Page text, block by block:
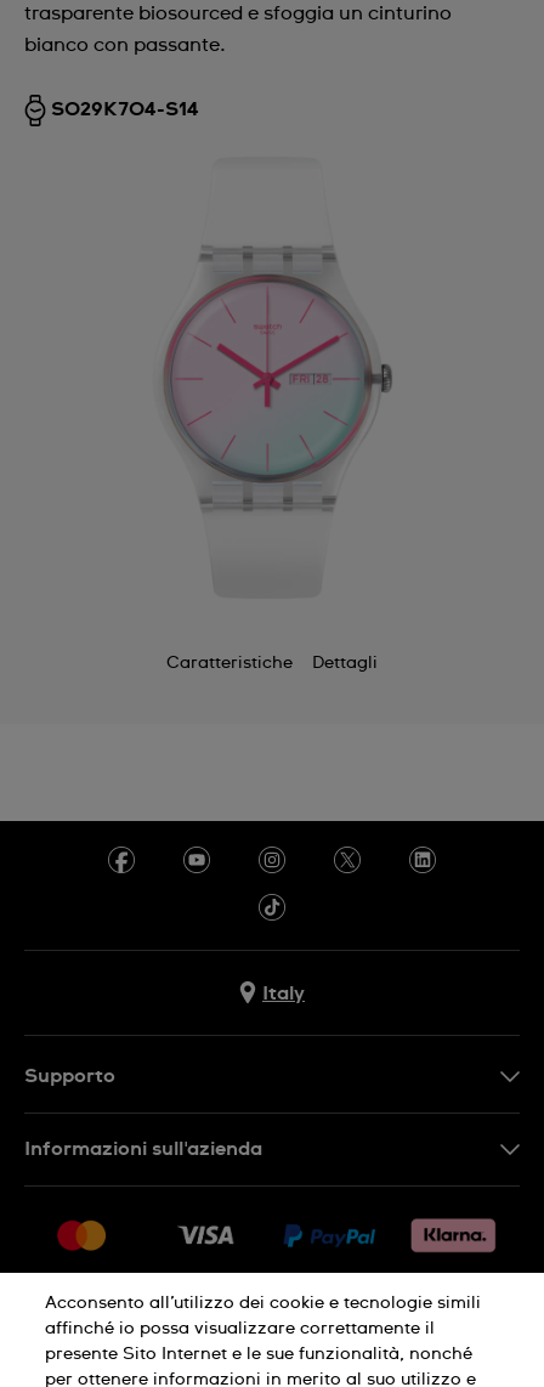
trasparente biosourced e sfoggia un cinturino
bianco con passante.
SO29K704-S14
Caratteristiche Dettagli
Italy
Supporto
Restituzione
Condizioni di vendita
Diritto di recesso
Informazioni sull'azienda
Lavora con noi
Acconsento all’utilizzo dei cookie e tecnologie simili
affinché io possa visualizzare correttamente il
presente Sito Internet e le sue funzionalità, nonché
per ottenere informazioni in merito al suo utilizzo e